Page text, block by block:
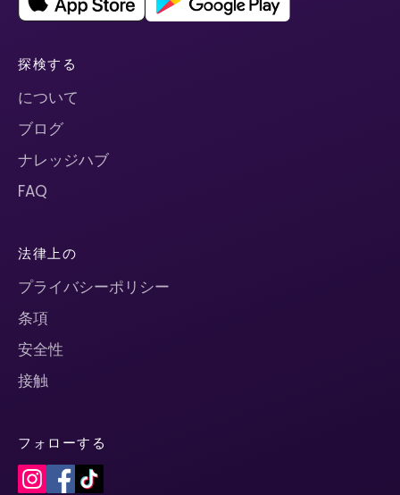
探検する
について
ブログ
ナレッジハブ
FAQ
法律上の
プライバシーポリシー
条項
安全性
接触
フォローする